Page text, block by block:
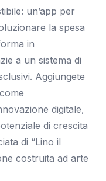
un’app per
la spesa
in
a un sistema di
Aggiungete
digitale,
di crescita
di “Lino il
costruita ad arte